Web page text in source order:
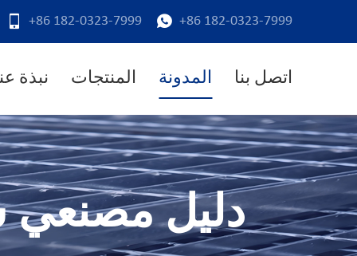
+86 182-0323-7999 +86 182-0323-7999
نبذة المنتجات المدونة اتصل بنا
دليل مصنعي